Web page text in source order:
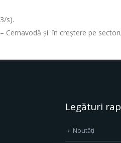
s).
Cernavodă şi în creștere pe
Legături
Noutăți